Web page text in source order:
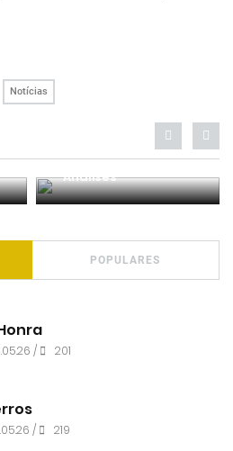
Notícias
Análises
POPULARES
/ 201
/ 219